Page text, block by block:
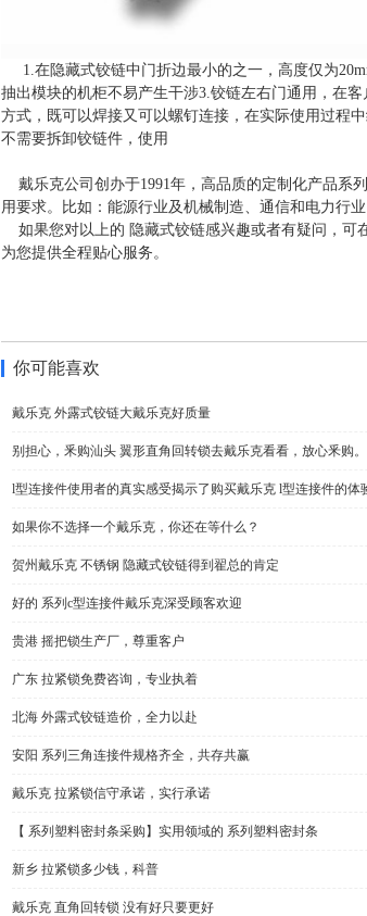
1.在隐藏式铰链中门折边最小的之一，高度仅为
抽出模块的机柜不易产生干涉3.铰链左右门通用，在
方式，既可以焊接又可以螺钉连接，在实际使用过程
不需要拆卸铰链件，使用
戴乐克公司创办于1991年，高品质的定制化产品系
用要求。比如：能源行业及机械制造、通信和电力行业
如果您对以上的 隐藏式铰链感兴趣或者有疑问，可
为您提供全程贴心服务。
你可能喜欢
戴乐克 外露式铰链大戴乐克好质量
别担心，釆购汕头 翼形直角回转锁去戴乐克看看，放心釆购。
l型连接件使用者的真实感受揭示了购买戴乐克 l型连接件的体
如果你不选择一个戴乐克，你还在等什么？
贺州戴乐克 不锈钢 隐藏式铰链得到翟总的肯定
好的 系列c型连接件戴乐克深受顾客欢迎
贵港 摇把锁生产厂，尊重客户
广东 拉紧锁免费咨询，专业执着
北海 外露式铰链造价，全力以赴
安阳 系列三角连接件规格齐全，共存共赢
戴乐克 拉紧锁信守承诺，实行承诺
【 系列塑料密封条采购】实用领域的 系列塑料密封条
新乡 拉紧锁多少钱，科普
戴乐克 直角回转锁 没有好只要更好